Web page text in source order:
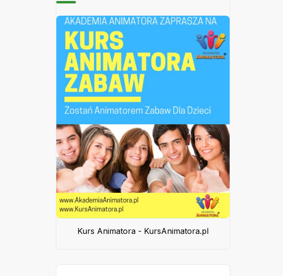
Kurs Animatora - KursAnimatora.pl